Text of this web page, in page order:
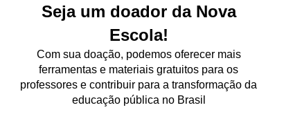
Seja um doador da Nova
Escola!
Com sua doação, podemos oferecer mais
ferramentas e materiais gratuitos para os
professores e contribuir para a transformação da
educação pública no Brasil